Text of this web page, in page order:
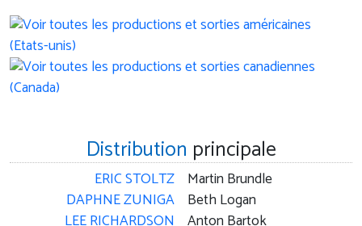
Distribution principale
ERIC STOLTZ
DAPHNE ZUNIGA
Martin Brundle
Beth Logan